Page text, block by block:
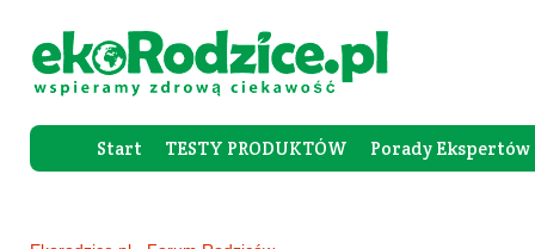
Start TESTY PRODUKTÓW Porady Ekspertów